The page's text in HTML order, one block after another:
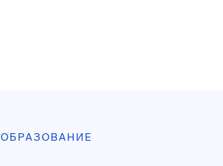
ОБРАЗОВАНИЕ